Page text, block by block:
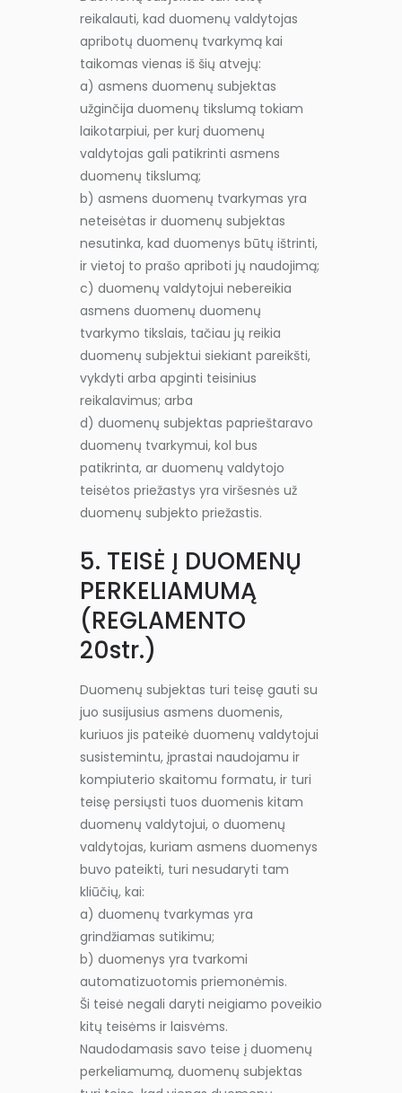
reikalauti, kad duomenų valdytojas
apribotų duomenų tvarkymą kai
taikomas vienas iš šių atvejų:
a) asmens duomenų subjektas
užginčija duomenų tikslumą tokiam
laikotarpiui, per kurį duomenų
valdytojas gali patikrinti asmens
duomenų tikslumą;
b) asmens duomenų tvarkymas yra
neteisėtas ir duomenų subjektas
nesutinka, kad duomenys būtų ištrinti,
ir vietoj to prašo apriboti jų naudojimą;
c) duomenų valdytojui nebereikia
asmens duomenų duomenų
tvarkymo tikslais, tačiau jų reikia
duomenų subjektui siekiant pareikšti,
vykdyti arba apginti teisinius
reikalavimus; arba
d) duomenų subjektas paprieštaravo
duomenų tvarkymui, kol bus
patikrinta, ar duomenų valdytojo
teisėtos priežastys yra viršesnės už
duomenų subjekto priežastis.
5. TEISĖ Į DUOMENŲ
PERKELIAMUMĄ
(REGLAMENTO
20str.)
Duomenų subjektas turi teisę gauti su
juo susijusius asmens duomenis,
kuriuos jis pateikė duomenų valdytojui
susistemintu, įprastai naudojamu ir
kompiuterio skaitomu formatu, ir turi
teisę persiųsti tuos duomenis kitam
duomenų valdytojui, o duomenų
valdytojas, kuriam asmens duomenys
buvo pateikti, turi nesudaryti tam
kliūčių, kai:
a) duomenų tvarkymas yra
grindžiamas sutikimu;
b) duomenys yra tvarkomi
automatizuotomis priemonėmis.
Ši teisė negali daryti neigiamo poveikio
kitų teisėms ir laisvėms.
Naudodamasis savo teise į duomenų
perkeliamumą, duomenų subjektas